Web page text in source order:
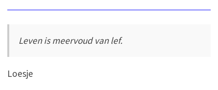
Leven is meervoud van lef.
Loesje